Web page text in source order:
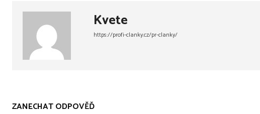
Kvete
https://profi-clanky.cz/pr-clanky/
ZANECHAT ODPOVĚĎ